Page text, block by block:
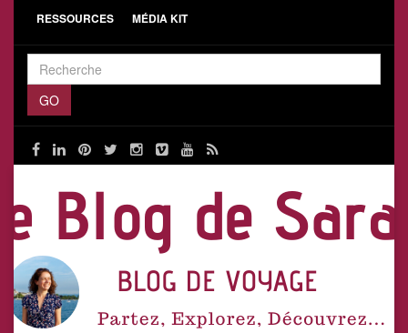
RESSOURCES MÉDIA KIT